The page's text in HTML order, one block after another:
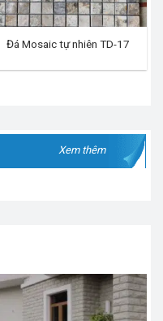
Đá Mosaic tự nhiên TD-17
Xem thêm